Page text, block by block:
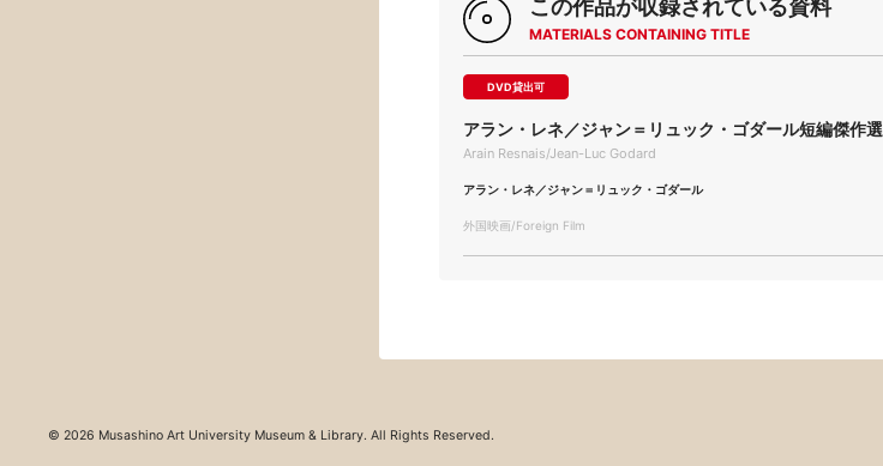
この作品が収録されている資料
MATERIALS CONTAINING TITLE
DVD貸出可
アラン・レネ／ジャン＝リュック・ゴダール短編傑作選
Arain Resnais/Jean-Luc Godard
アラン・レネ／ジャン＝リュック・ゴダール
外国映画/Foreign Film
© 2026 Musashino Art University Museum & Library. All Rights Reserved.